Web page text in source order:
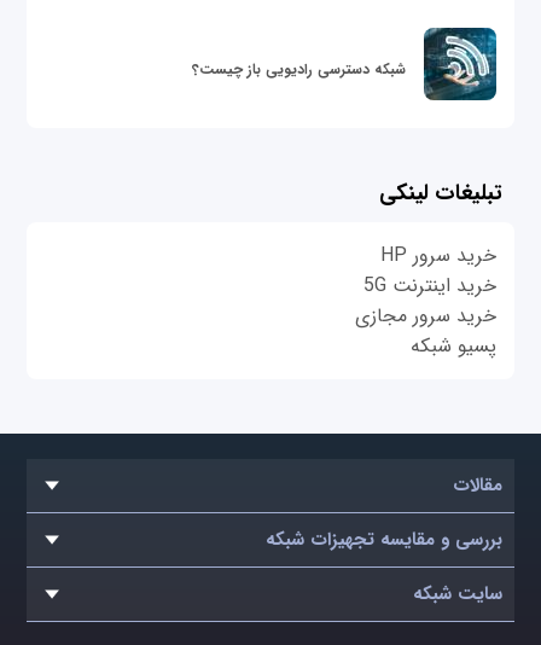
شبکه دسترسی رادیویی باز چیست؟
تبلیغات لینکی
خرید سرور HP
خرید اینترنت 5G
خرید سرور مجازی
پسیو شبکه
مقالات
بررسی و مقایسه تجهیزات شبکه
سایت شبکه